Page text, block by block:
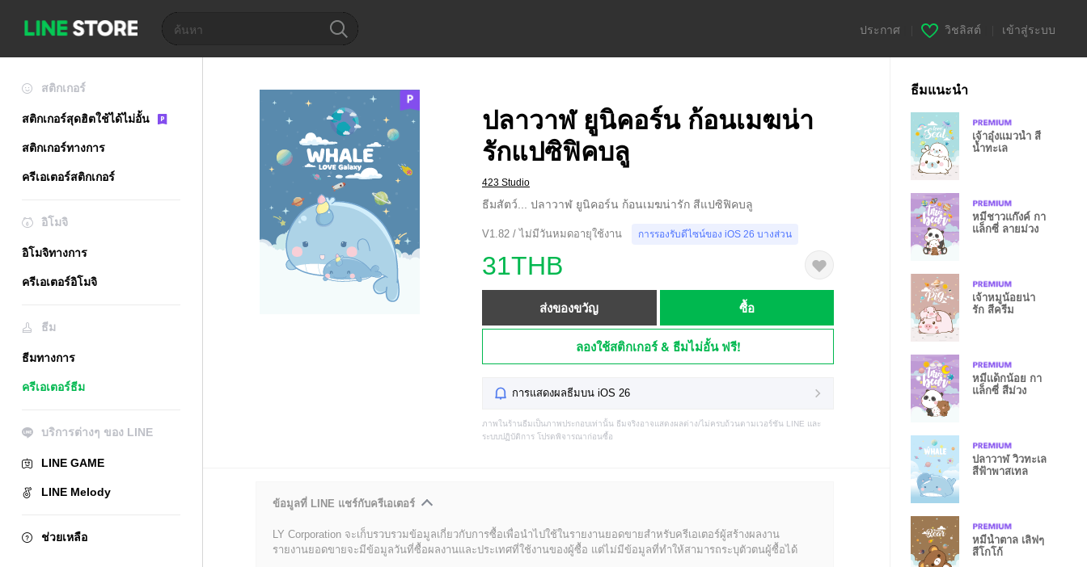
ประกาศ วิชลิสต์ เข้าสู่ระบบ
สติกเกอร์
สติกเกอร์สุดฮิตใช้ได้ไม่อั้น
สติกเกอร์ทางการ
ครีเอเตอร์สติกเกอร์
อิโมจิ
อิโมจิทางการ
ครีเอเตอร์อิโมจิ
ธีม
ธีมทางการ
ครีเอเตอร์ธีม
บริการต่างๆ ของ LINE
LINE GAME
LINE Melody
ช่วยเหลือ
ปลาวาฬ ยูนิคอร์น ก้อนเมฆน่า
รักแปซิฟิคบลู
423 Studio
ธีมสัตว์... ปลาวาฬ ยูนิคอร์น ก้อนเมฆน่ารัก สีแปซิฟิคบลู
V1.82 / ไม่มีวันหมดอายุใช้งาน การรองรับดีไซน์ของ iOS 26 บางส่วน
31THB
ส่งของขวัญ ซื้อ
ลองใช้สติกเกอร์ & ธีมไม่อั้น ฟรี!
การแสดงผลธีมบน iOS 26
ภาพในร้านธีมเป็นภาพประกอบเท่านั้น ธีมจริงอาจแสดงผลต่าง/ไม่ครบถ้วนตามเวอร์ชัน LINE และ
ระบบปฏิบัติการ โปรดพิจารณาก่อนซื้อ
ข้อมูลที่ LINE แชร์กับครีเอเตอร์
LY Corporation จะเก็บรวบรวมข้อมูลเกี่ยวกับการซื้อเพื่อนำไปใช้ในรายงานยอดขายสำหรับครีเอเตอร์ผู้สร้างผลงาน
รายงานยอดขายจะมีข้อมูลวันที่ซื้อผลงานและประเทศที่ใช้งานของผู้ซื้อ แต่ไม่มีข้อมูลที่ทำให้สามารถระบุตัวตนผู้ซื้อได้
ธีมแนะนำ
เจ้าอุ๋งแมวน้ำ สี
น้ำทะเล
หมีชาวแก๊งค์ กา
แล็กซี่ ลายม่วง
เจ้าหมูน้อยน่า
รัก สีครีม
หมีเเด็กน้อย กา
แล็กซี่ สีม่วง
ปลาวาฬ วิวทะเล
สีฟ้าพาสเทล
หมีน้ำตาล เลิฟๆ
สีโกโก้